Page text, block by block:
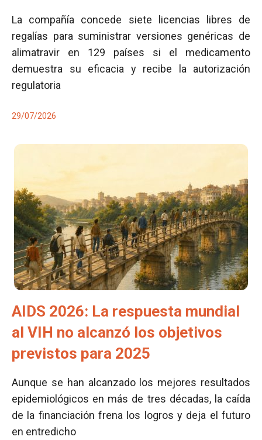
La compañía concede siete licencias libres de
regalías para suministrar versiones genéricas de
alimatravir en 129 países si el medicamento
demuestra su eficacia y recibe la autorización
regulatoria
29/07/2026
AIDS 2026: La respuesta mundial
al VIH no alcanzó los objetivos
previstos para 2025
Aunque se han alcanzado los mejores resultados
epidemiológicos en más de tres décadas, la caída
de la financiación frena los logros y deja el futuro
en entredicho